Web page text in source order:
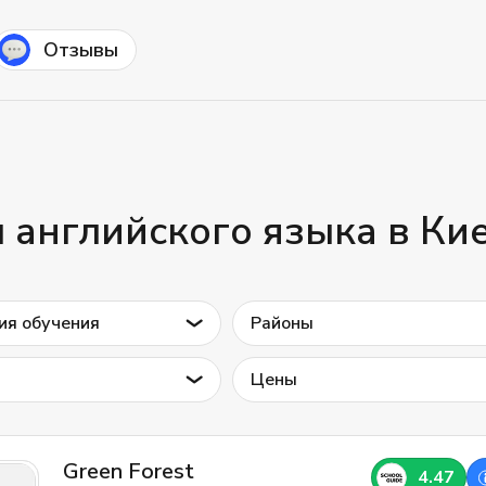
Отзывы
английского языка в
обучения Районы
Цены
Green Forest 4.47